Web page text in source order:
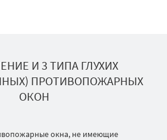
И 3 ТИПА ГЛУХИХ
ПРОТИВОПОЖАРНЫХ
ОКОН
окна, не имеющие